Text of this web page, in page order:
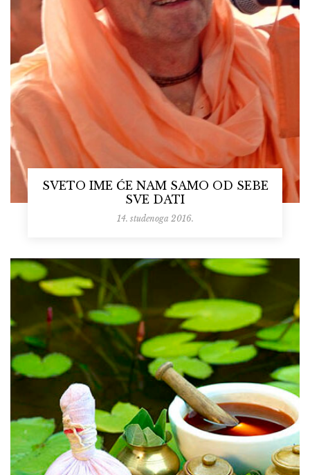
SVETO IME ĆE NAM SAMO OD SEBE
SVE DATI
14. studenoga 2016.